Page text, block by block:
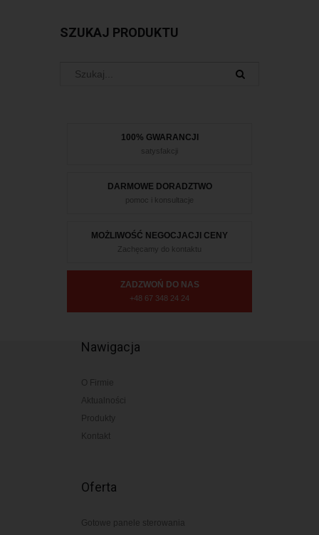
SZUKAJ PRODUKTU
100% GWARANCJI
satysfakcji
DARMOWE DORADZTWO
pomoc i konsultacje
MOŻLIWOŚĆ NEGOCJACJI CENY
Zachęcamy do kontaktu
ZADZWOŃ DO NAS
+48 67 348 24 24
Nawigacja
O Firmie
Aktualności
Produkty
Kontakt
Oferta
Gotowe panele sterowania